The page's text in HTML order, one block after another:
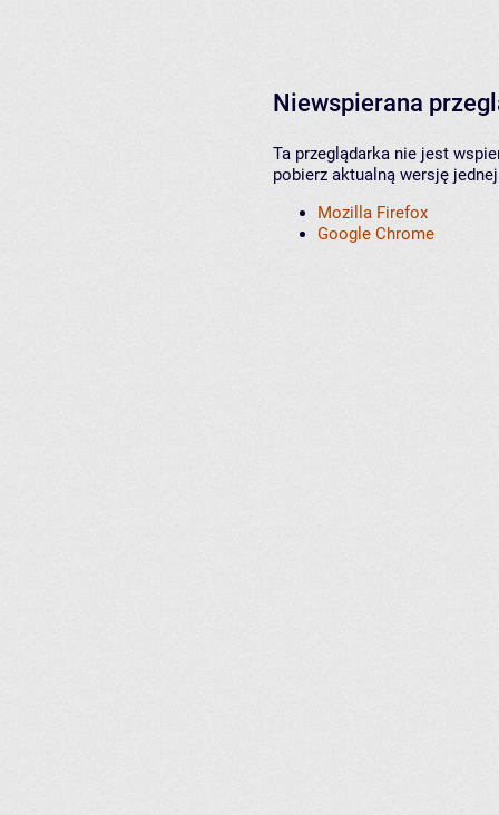
Niewspierana
Ta przeglądarka nie jest
pobierz aktualną wersję
Mozilla Firefox
Google Chrome